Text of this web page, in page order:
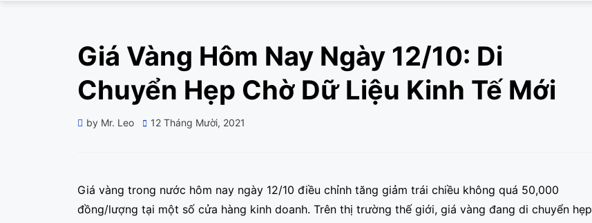
Giá Vàng Hôm Nay Ngày 12/10: Di
Chuyển Hẹp Chờ Dữ Liệu Kinh Tế Mới
by Mr. Leo
Posted
12 Tháng Mười, 2021
Giá vàng trong nước hôm nay ngày 12/10 điều chỉnh tăng giảm trái chiều không quá 50,000
đồng/lượng tại một số cửa hàng kinh doanh. Trên thị trường thế giới, giá vàng đang di chuyển hẹp